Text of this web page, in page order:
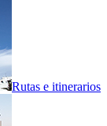
Rutas e itinerarios